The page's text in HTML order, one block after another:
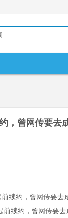
，曾网传要去
续约，曾网传要去
前续约，曾网传要